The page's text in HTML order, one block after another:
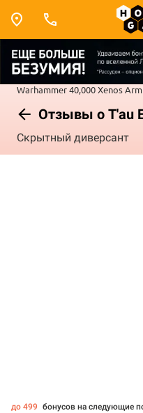
Warhammer 40,000Xenos
Отзывы о T'au
Скрытный диверсант
до 499 бонусов на следующие